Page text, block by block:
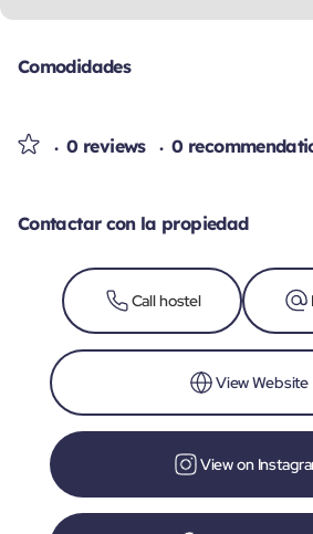
Comodidades
0 reviews 0
Contactar con la propiedad
Call hostel
View Website
View on